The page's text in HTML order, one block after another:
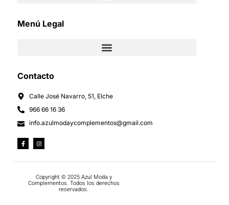
Menú Legal
Contacto
Calle José Navarro, 51, Elche
966 66 16 36
info.azulmodaycomplementos@gmail.com
Copyright © 2025 Azul Moda y
Complementos. Todos los derechos
reservados.